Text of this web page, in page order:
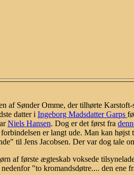
af Sønder Omme, der tilhørte
datter i Ingeborg Madsdatter Garps
Niels Hansen. Dog er det først fra
forbindelsen er langt ude. Man kan
til Jens Jacobsen. Der var dog tale
af første ægteskab voksede
"to kromandsdøtre.... den ene